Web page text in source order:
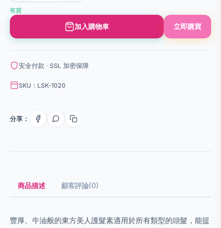
有貨
加入購物車 立即購買
安全付款 · SSL 加密保障
SKU：LSK-1020
分享：
商品描述 顧客評論(0)
豐厚、牛油般的東方美人護髮素適用於所有類型的頭髮，能提